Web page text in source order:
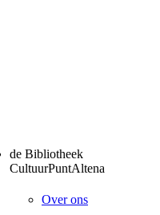
de Bibliotheek
CultuurPuntAltena
Over ons